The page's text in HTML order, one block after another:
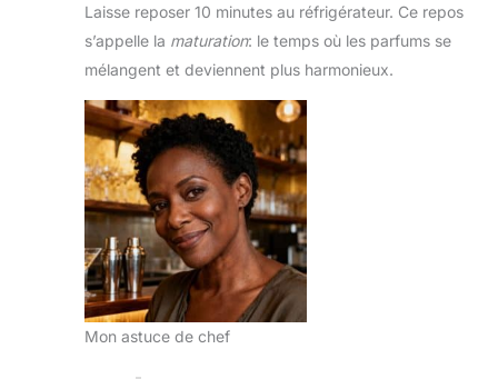
Laisse reposer 10 minutes au réfrigérateur. Ce repos
s’appelle la maturation: le temps où les parfums se
mélangent et deviennent plus harmonieux.
Mon astuce de chef